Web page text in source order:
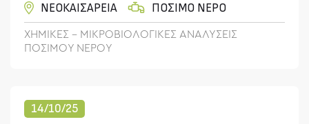
ΝΕΟΚΑΙΣΑΡΕΙΑ
ΠΟΣΙΜΟ ΝΕΡΟ
ΧΗΜΙΚΕΣ - ΜΙΚΡΟΒΙΟΛΟΓΙΚΕΣ ΑΝΑΛΥΣΕΙΣ
ΠΟΣΙΜΟΥ ΝΕΡΟΥ
14/10/25